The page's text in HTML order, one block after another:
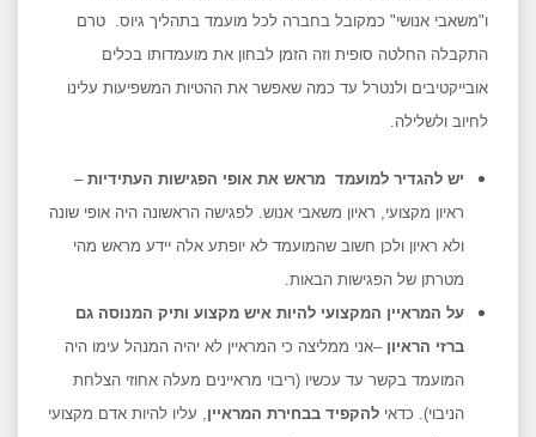
ו"משאבי אנושי" כמקובל בחברה לכל מועמד בתהליך גיוס. טרם
התקבלה החלטה סופית וזה הזמן לבחון את מועמדותו בכלים
אובייקטיבים ולנטרל עד כמה שאפשר את ההטיות המשפיעות עלינו
לחיוב ולשלילה.
יש להגדיר למועמד מראש את אופי הפגישות העתידיות –
ראיון מקצועי, ראיון משאבי אנוש. לפגישה הראשונה היה אופי שונה
ולא ראיון ולכן חשוב שהמועמד לא יופתע אלה יידע מראש מהי
מטרתן של הפגישות הבאות.
על המראיין המקצועי להיות איש מקצוע ותיק המנוסה גם
ברזי הראיון–אני ממליצה כי המראיין לא יהיה המנהל עימו היה
המועמד בקשר עד עכשיו (ריבוי מראיינים מעלה אחוזי הצלחת
הניבוי). כדאי להקפיד בבחירת המראיין, עליו להיות אדם מקצועי